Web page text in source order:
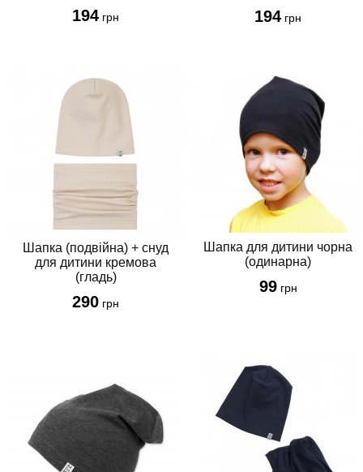
194 грн 194 грн
Шапка (подвійна) + снуд
для дитини кремова
(гладь)
290 грн
Шапка для дитини чорна
(одинарна)
99грн